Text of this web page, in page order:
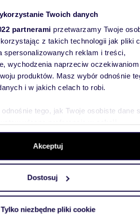
Twoich danych
partnerami przetwarzamy Twoje
z takich technologii jak pliki
spersonalizowanych reklam i treści,
wychodzenia naprzeciw oczekiwaniom
produktów. Masz wybór odnośnie
i w jakich celach to robi.
tego, jak Twoje osobiste dane
plików cookie możesz zmienić
w dowolnej chwili.
społecznościowe i analizować ruch w
o tym, jak korzystasz z naszej witryny,
mogą połączyć te informacje z
Akceptuj
Dostosuj
Tylko niezbędne pliki cookie
7,5%
255
lokal
44,46